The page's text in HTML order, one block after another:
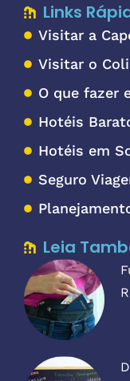
Links
Visitar a
Visitar o
O que fazer
Hotéis
Hotéis em
Seguro
Leia